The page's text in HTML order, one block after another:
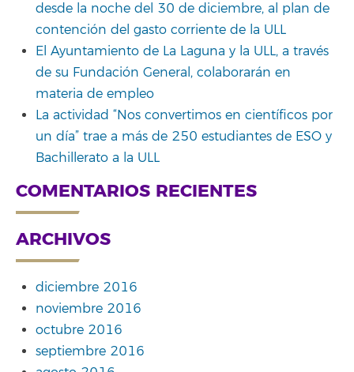
desde la noche del 30 de diciembre, al plan de
contención del gasto corriente de la ULL
El Ayuntamiento de La Laguna y la ULL, a través
de su Fundación General, colaborarán en
materia de empleo
La actividad “Nos convertimos en científicos por
un día” trae a más de 250 estudiantes de ESO y
Bachillerato a la ULL
COMENTARIOS RECIENTES
ARCHIVOS
diciembre 2016
noviembre 2016
octubre 2016
septiembre 2016